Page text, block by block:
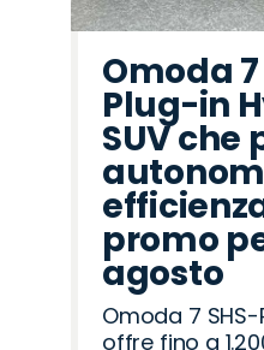
Omoda 7
Plug-in
SUV che
promo
agosto
Omoda 7
offre fino a